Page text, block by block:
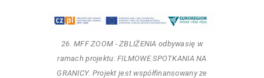
26. MFF ZOOM - ZBLIŻENIA odbywasię w
ramach projektu: FILMOWE SPOTKANIA NA
GRANICY. Projekt jest współfinansowany ze